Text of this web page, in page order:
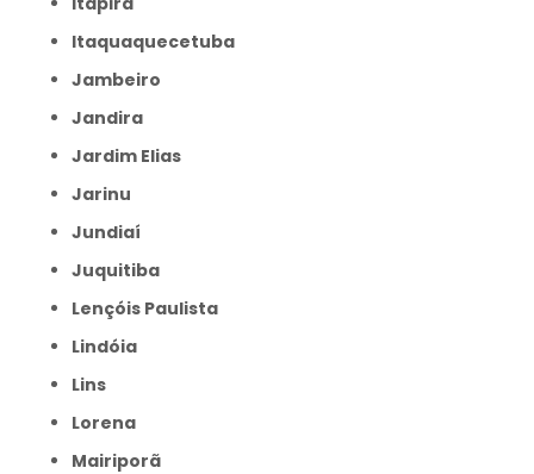
Itaquaquecetuba
Jambeiro
Jandira
Jardim Elias
Jarinu
Jundiaí
Juquitiba
Lençóis Paulista
Lindóia
Lins
Lorena
Mairiporã